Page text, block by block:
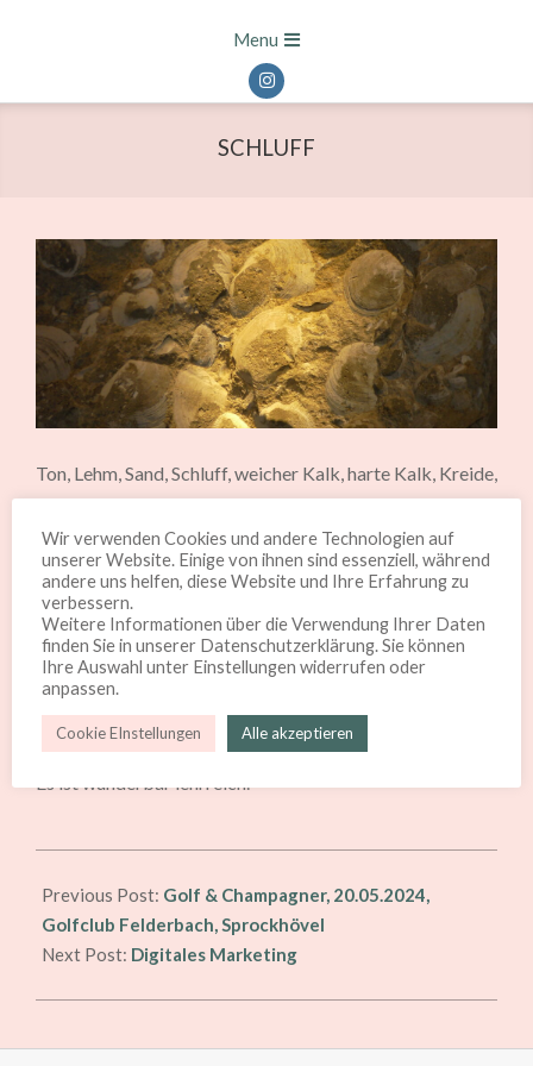
Menu
SCHLUFF
Ton, Lehm, Sand, Schluff, weicher Kalk, harte Kalk, Kreide,
Silicate – wie ist der Boden beschaffen? Wieviel Boden
ist vorhanden? 50 Zentimeter, 1 Meter, 3 Meter, 10
Meter? Hat der Hang den ganzen Tag Sonne oder nur
den halben oder nur Abendsonne? Wir waren in der
Champagne und haben mit unseren Winzerinnen und
Winzern gesprochen. Sie kennen ihre Weinberge und
haben manchmal sogar die Erdschichten in Glasröhren im
Verkostungsraum stehen. Jeder Boden birgt seine
Geschmacksgeheimnisse, die sich später im Wein zeigen.
Es ist wunderbar lehrreich.
03-
29
Previous Post: Golf & Champagner, 20.05.2024,
Golfclub Felderbach, Sprockhövel
Next Post: Digitales Marketing
Wir verwenden Cookies und andere Technologien auf
unserer Website. Einige von ihnen sind essenziell, während
andere uns helfen, diese Website und Ihre Erfahrung zu
verbessern.
Weitere Informationen über die Verwendung Ihrer Daten
finden Sie in unserer Datenschutzerklärung. Sie können
Ihre Auswahl unter Einstellungen widerrufen oder
anpassen.
Cookie EInstellungen Alle akzeptieren